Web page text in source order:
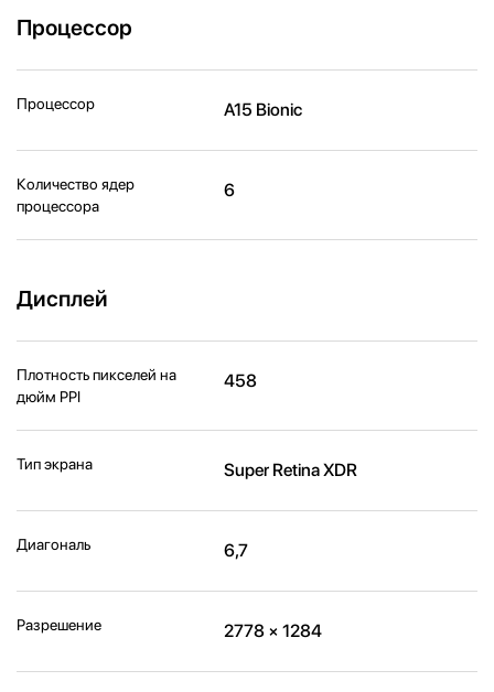
Процессор
Процессор A15 Bionic
Количество ядер
процессора
6
Дисплей
Плотность пикселей на
дюйм PPI
458
Тип экрана Super Retina XDR
Диагональ 6,7
Разрешение 2778 × 1284